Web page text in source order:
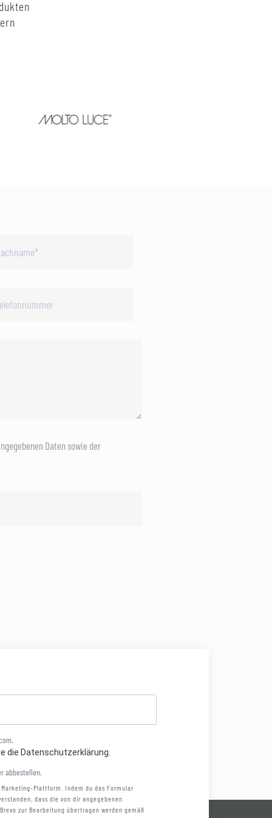
Daten sowie der
die Datenschutzerklärung.
abbestellen.
Plattform. Indem du das Formular
dass die von dir angegebenen
zur Bearbeitung übertragen werden gemäß